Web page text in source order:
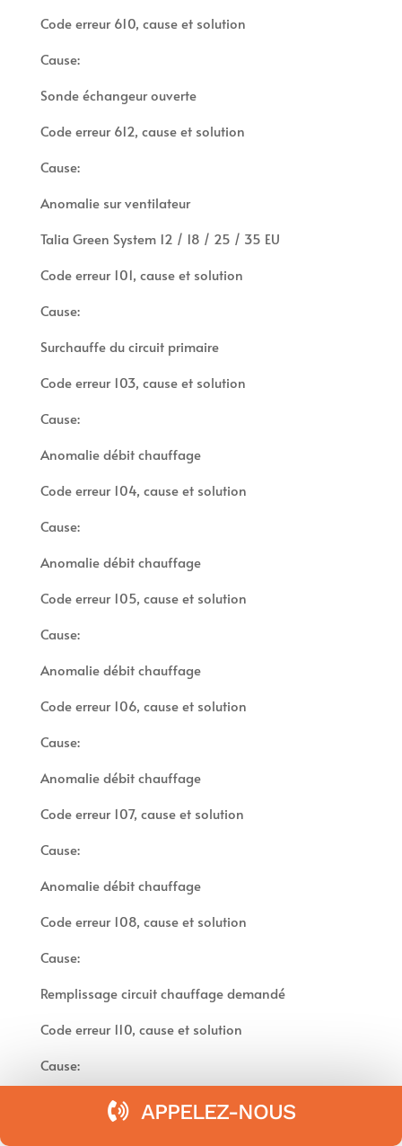
Code erreur 610, cause et solution
Cause:
Sonde échangeur ouverte
Code erreur 612, cause et solution
Cause:
Anomalie sur ventilateur
Talia Green System 12 / 18 / 25 / 35 EU
Code erreur 101, cause et solution
Cause:
Surchauffe du circuit primaire
Code erreur 103, cause et solution
Cause:
Anomalie débit chauffage
Code erreur 104, cause et solution
Cause:
Anomalie débit chauffage
Code erreur 105, cause et solution
Cause:
Anomalie débit chauffage
Code erreur 106, cause et solution
Cause:
Anomalie débit chauffage
Code erreur 107, cause et solution
Cause:
Anomalie débit chauffage
Code erreur 108, cause et solution
Cause:
Remplissage circuit chauffage demandé
Code erreur 110, cause et solution
Cause:
Défaut sonde sortie échangeur princ.
APPELEZ-NOUS